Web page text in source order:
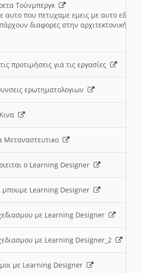
Τούνμπεργκ
αυτο που πετυχαμε εμεις με αυτο εδω
διαφορες στην αρχιτεκτονική
προτιμήσεις για τις εργασίες
ερωτηματολογιων
Μεταναστευτικο
ο Learning Designer
μπουμε Learning Designer
με Learning Designer
με Learning Designer_2
με Learning Designer